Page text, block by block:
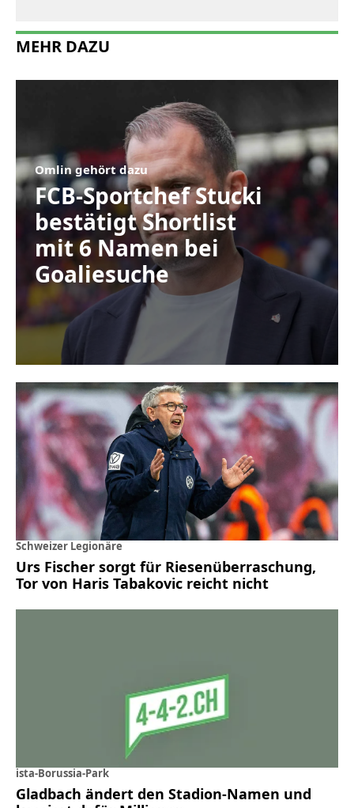
MEHR DAZU
Omlin gehört dazu
FCB-Sportchef Stucki
bestätigt Shortlist
mit 6 Namen bei
Goaliesuche
Schweizer Legionäre
Urs Fischer sorgt für Riesenüberraschung,
Tor von Haris Tabakovic reicht nicht
ista-Borussia-Park
Gladbach ändert den Stadion-Namen und